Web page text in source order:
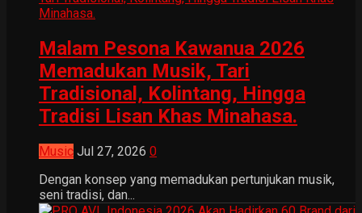
Malam Pesona Kawanua 2026
Memadukan Musik, Tari
Tradisional, Kolintang, Hingga
Tradisi Lisan Khas Minahasa.
Music Jul 27, 2026 0
Dengan konsep yang memadukan pertunjukan musik,
seni tradisi, dan...